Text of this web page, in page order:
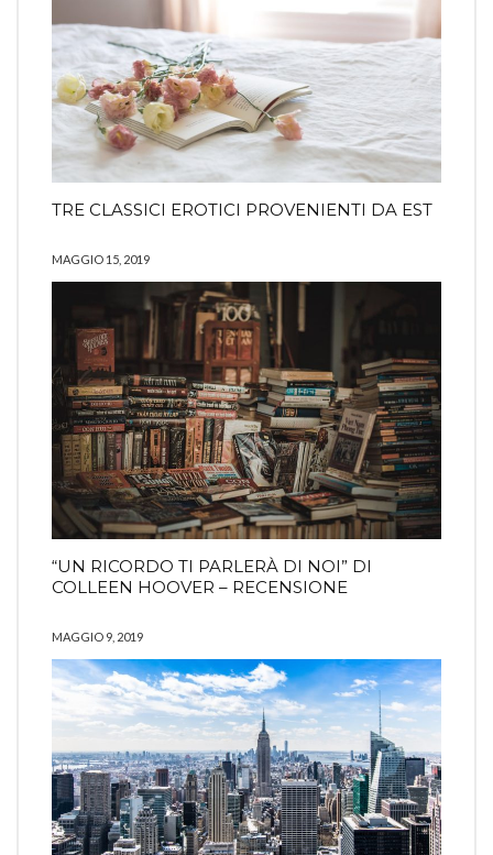
TRE CLASSICI EROTICI PROVENIENTI DA EST
MAGGIO 15, 2019
“UN RICORDO TI PARLERÀ DI NOI” DI
COLLEEN HOOVER – RECENSIONE
MAGGIO 9, 2019